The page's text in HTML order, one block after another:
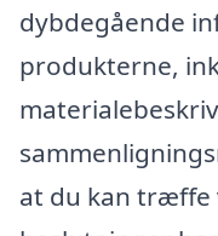
dybdegående
produkterne,
at du kan træffe